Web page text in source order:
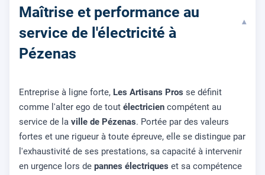
Maîtrise et performance au
service de l'électricité à
Pézenas
▾
Entreprise à ligne forte, Les Artisans Pros se définit
comme l'alter ego de tout électricien compétent au
service de la ville de Pézenas. Portée par des valeurs
fortes et une rigueur à toute épreuve, elle se distingue par
l'exhaustivité de ses prestations, sa capacité à intervenir
en urgence lors de pannes électriques et sa compétence